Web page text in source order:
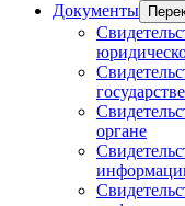
Документы
органе